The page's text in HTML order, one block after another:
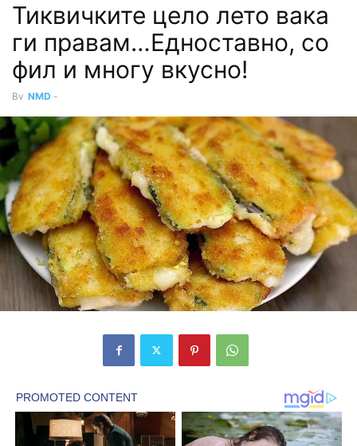
Тиквичките цело лето вака
ги правам…Едноставно, со
фил и многу вкусно!
By NMD -